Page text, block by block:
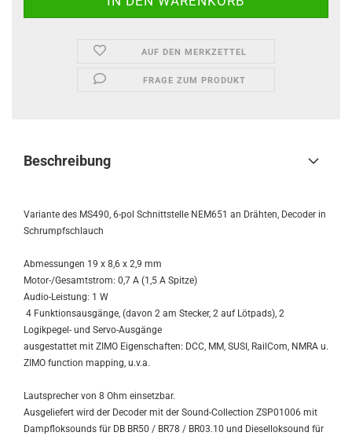
AUF DEN MERKZETTEL
FRAGE ZUM PRODUKT
Beschreibung
Variante des MS490, 6-pol Schnittstelle NEM651 an Drähten, Decoder in
Schrumpfschlauch
Abmessungen 19 x 8,6 x 2,9 mm
Motor-/Gesamtstrom: 0,7 A (1,5 A Spitze)
Audio-Leistung: 1 W
4 Funktionsausgänge, (davon 2 am Stecker, 2 auf Lötpads), 2
Logikpegel- und Servo-Ausgänge
ausgestattet mit ZIMO Eigenschaften: DCC, MM, SUSI, RailCom, NMRA u.
ZIMO function mapping, u.v.a.
Lautsprecher von 8 Ohm einsetzbar.
Ausgeliefert wird der Decoder mit der Sound-Collection ZSP01006 mit
Dampfloksounds für DB BR50 / BR78 / BR03.10 und Dieselloksound für